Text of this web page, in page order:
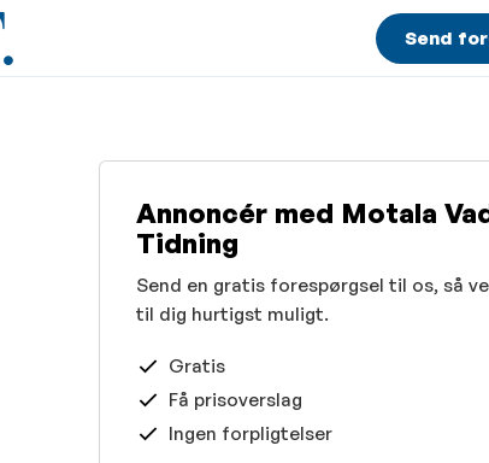
Send
Annoncér med Motala
Tidning
Send en gratis forespørgsel til os, så
til dig hurtigst muligt.
Gratis
Få prisoverslag
Ingen forpligtelser